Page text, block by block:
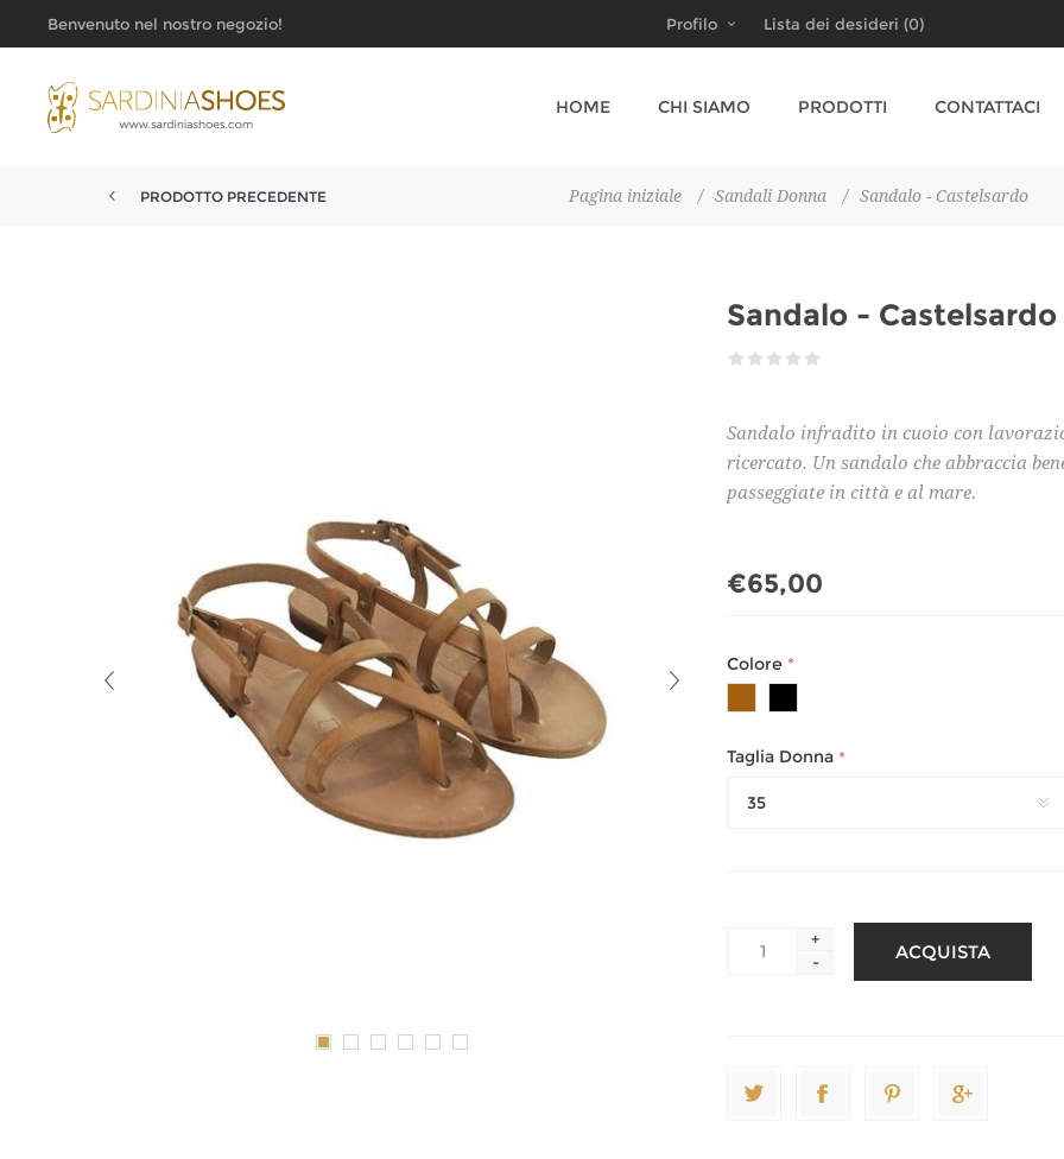
Benvenuto nel nostro negozio! Profilo Lista dei desideri (0)
HOME CHI SIAMO PRODOTTI CONTATTACI
Pagina iniziale / Sandali Donna / Sandalo - Castelsardo
PRODOTTO PRECEDENTE
Sandalo - Castelsardo
Sandalo infradito in cuoio con
ricercato. Un sandalo che abbraccia
passeggiate in città e al mare.
€65,00
Colore *
Taglia Donna *
35
+
-